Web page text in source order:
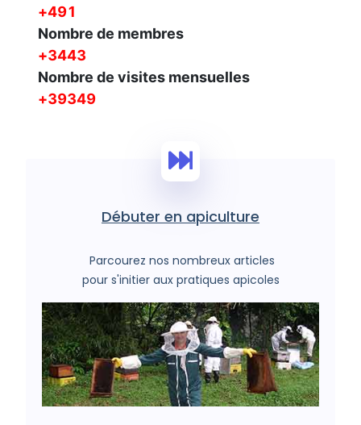
1238
8667
Nombre de membres
99057
Nombre de visites mensuelles
Débuter en apiculture
Parcourez nos nombreux articles
pour s'initier aux pratiques apicoles